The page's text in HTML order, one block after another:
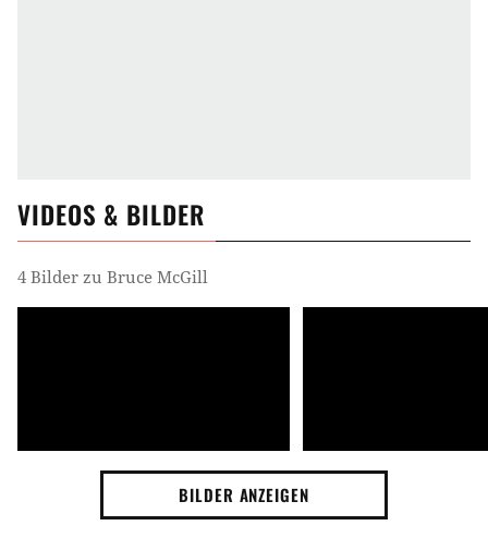
VIDEOS & BILDER
4 Bilder zu Bruce McGill
BILDER ANZEIGEN